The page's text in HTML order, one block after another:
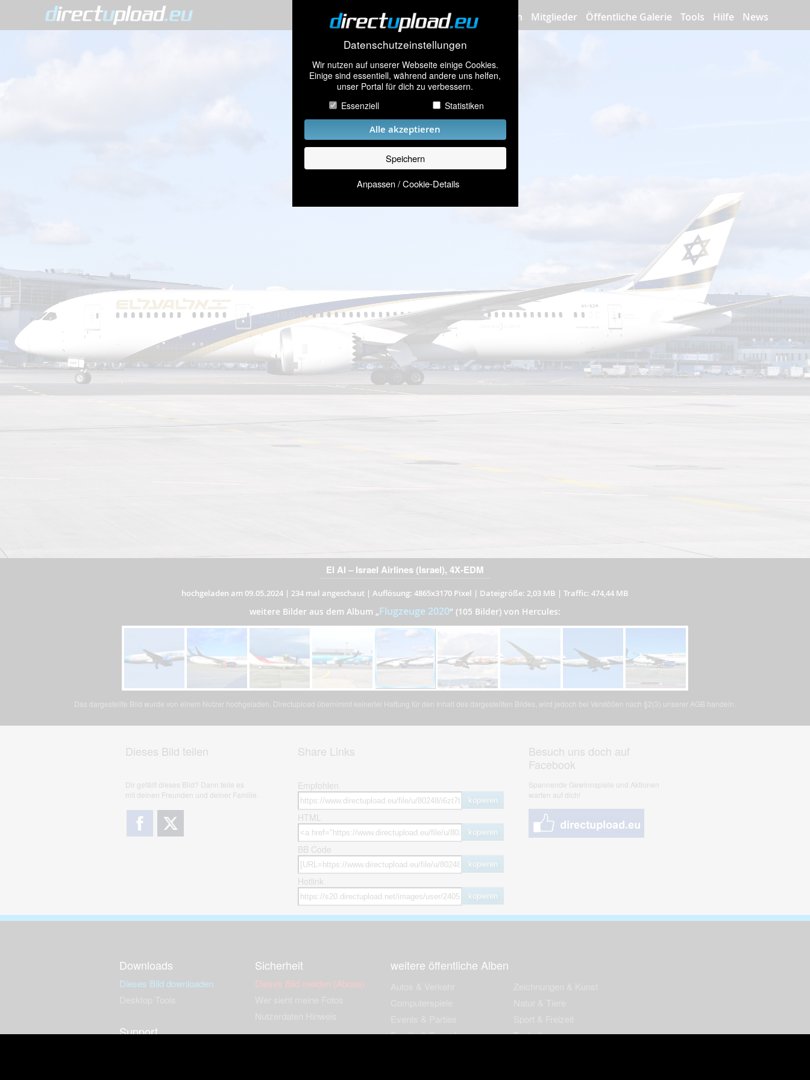
Datenschutzeinstellungen
Wir nutzen auf unserer Webseite einige Cookies.
Einige sind essentiell, während andere uns helfen,
unser Portal für dich zu verbessern.
Essenziell
Statistiken
Alle akzeptieren
Speichern
Anpassen / Cookie-Details
Bilder hochladen Mitglieder Öffentliche Galerie Tools Hilfe News
El Al – Israel Airlines (Israel), 4X-EDM
hochgeladen am 09.05.2024 | 234 mal angeschaut | Auflösung: 4865x3170 Pixel | Dateigröße: 2,03 MB | Traffic: 474,44 MB
weitere Bilder aus dem Album „Flugzeuge 2020” (105 Bilder) von Hercules:
Das dargestellte Bild wurde von einem Nutzer hochgeladen. Directupload übernimmt keinerlei Haftung für den Inhalt des dargestellten Bildes, wird jedoch bei Verstößen nach §2(3) unserer AGB handeln.
Dieses Bild teilen
Dir gefällt dieses Bild? Dann teile es
mit deinen Freunden und deiner Familie.
Share Links
Empfohlen
kopieren
HTML
kopieren
BB Code
kopieren
Hotlink
kopieren
Besuch uns doch auf
Facebook
Spannende Gewinnspiele und Aktionen
warten auf dich!
Downloads
Dieses Bild downloaden
Support
Sicherheit
Dieses Bild melden (Abuse)
weitere öffentliche Alben
Familie & Freunde
Technik